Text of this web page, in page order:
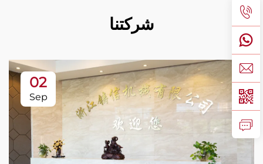
شركتنا
02
Sep